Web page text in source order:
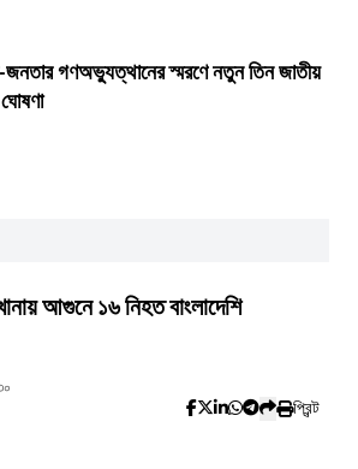
জনতার গণঅভ্যুত্থানের স্মরণে নতুন তিন জাতীয়
আগুনে ১৬ নিহত বাংলাদেশি
প্রিন্ট